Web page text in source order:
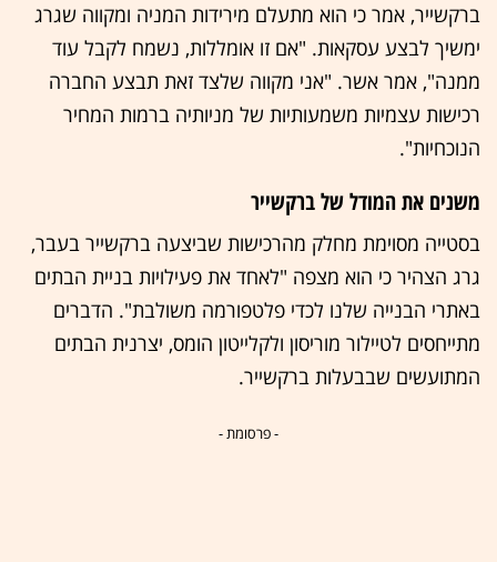
ברקשייר, אמר כי הוא מתעלם מירידות המניה ומקווה שגרג
ימשיך לבצע עסקאות. "אם זו אומללות, נשמח לקבל עוד
ממנה", אמר אשר. "אני מקווה שלצד זאת תבצע החברה
רכישות עצמיות משמעותיות של מניותיה ברמות המחיר
הנוכחיות".
משנים את המודל של ברקשייר
בסטייה מסוימת מחלק מהרכישות שביצעה ברקשייר בעבר,
גרג הצהיר כי הוא מצפה "לאחד את פעילויות בניית הבתים
באתרי הבנייה שלנו לכדי פלטפורמה משולבת". הדברים
מתייחסים לטיילור מוריסון ולקלייטון הומס, יצרנית הבתים
המתועשים שבבעלות ברקשייר.
- פרסומת -